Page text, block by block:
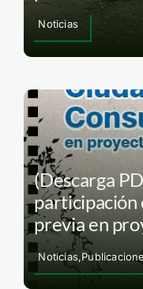
Noticias
(Descarga
participación
previa en